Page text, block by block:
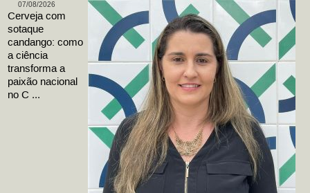
07/08/2026
Cerveja com
sotaque
candango: como
a ciência
transforma a
paixão nacional
no C ...